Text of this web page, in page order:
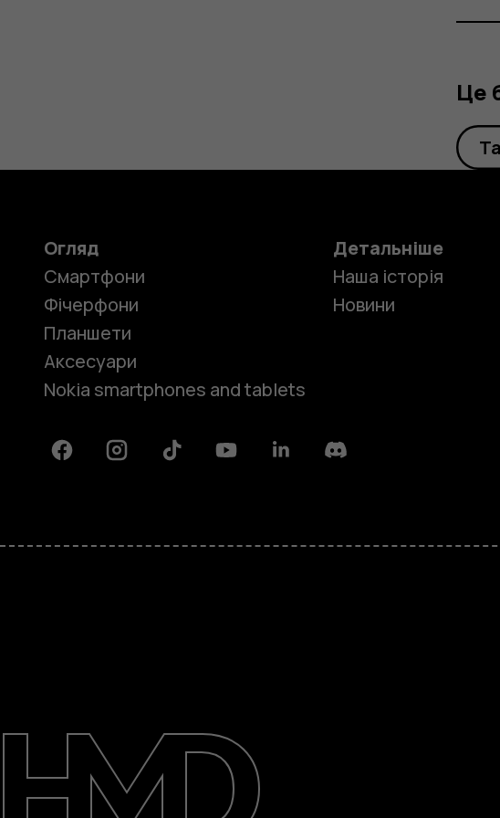
Підтримка
Ukraine
Це
Огляд
Смартфони
Фічерфони
Планшети
Аксесуари
Nokia smartphones and tablets
Детальніше
Наша історія
Новини
FacebookInstagramTiktok YoutubeLinkedinDiscord